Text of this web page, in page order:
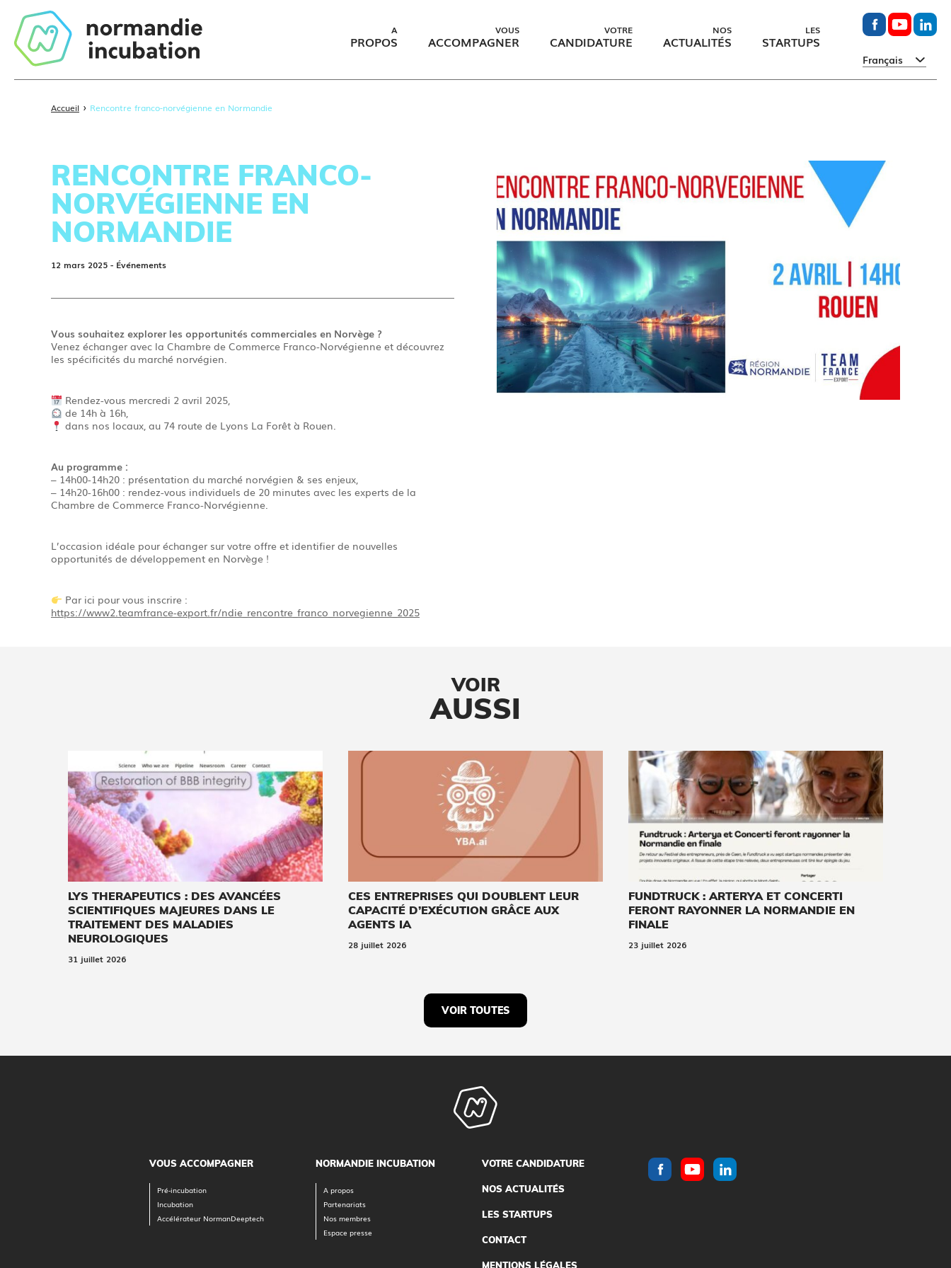
A
PROPOS
VOUS
ACCOMPAGNER
VOTRE
CANDIDATURE
NOS
ACTUALITÉS
LES
STARTUPS
Français
Accueil › Rencontre franco-norvégienne en Normandie
RENCONTRE FRANCO-
NORVÉGIENNE EN
NORMANDIE
12 mars 2025 - Événements
Vous souhaitez explorer les opportunités commerciales en Norvège ?
Venez échanger avec la Chambre de Commerce Franco-Norvégienne et découvrez
les spécificités du marché norvégien.
Rendez-vous mercredi 2 avril 2025,
de 14h à 16h,
dans nos locaux, au 74 route de Lyons La Forêt à Rouen.
Au programme :
– 14h00-14h20 : présentation du marché norvégien & ses enjeux,
– 14h20-16h00 : rendez-vous individuels de 20 minutes avec les experts de la
Chambre de Commerce Franco-Norvégienne.
L’occasion idéale pour échanger sur votre offre et identifier de nouvelles
opportunités de développement en Norvège !
Par ici pour vous inscrire :
https://www2.teamfrance-export.fr/ndie_rencontre_franco_norvegienne_2025
VOIR
AUSSI
LYS THERAPEUTICS : DES AVANCÉES
SCIENTIFIQUES MAJEURES DANS LE
TRAITEMENT DES MALADIES
NEUROLOGIQUES
31 juillet 2026
CES ENTREPRISES QUI DOUBLENT LEUR
CAPACITÉ D’EXÉCUTION GRÂCE AUX
AGENTS IA
28 juillet 2026
FUNDTRUCK : ARTERYA ET CONCERTI
FERONT RAYONNER LA NORMANDIE EN
FINALE
23 juillet 2026
VOIR TOUTES
VOUS ACCOMPAGNER
Pré-incubation
Incubation
Accélérateur NormanDeeptech
NORMANDIE INCUBATION
A propos
Partenariats
Nos membres
Espace presse
VOTRE CANDIDATURE
NOS ACTUALITÉS
LES STARTUPS
CONTACT
MENTIONS LÉGALES